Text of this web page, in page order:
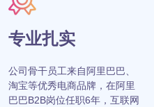
专业扎实
公司骨干员工来自阿里巴巴、
淘宝等优秀电商品牌，在阿里
巴巴B2B岗位任职6年，互联网